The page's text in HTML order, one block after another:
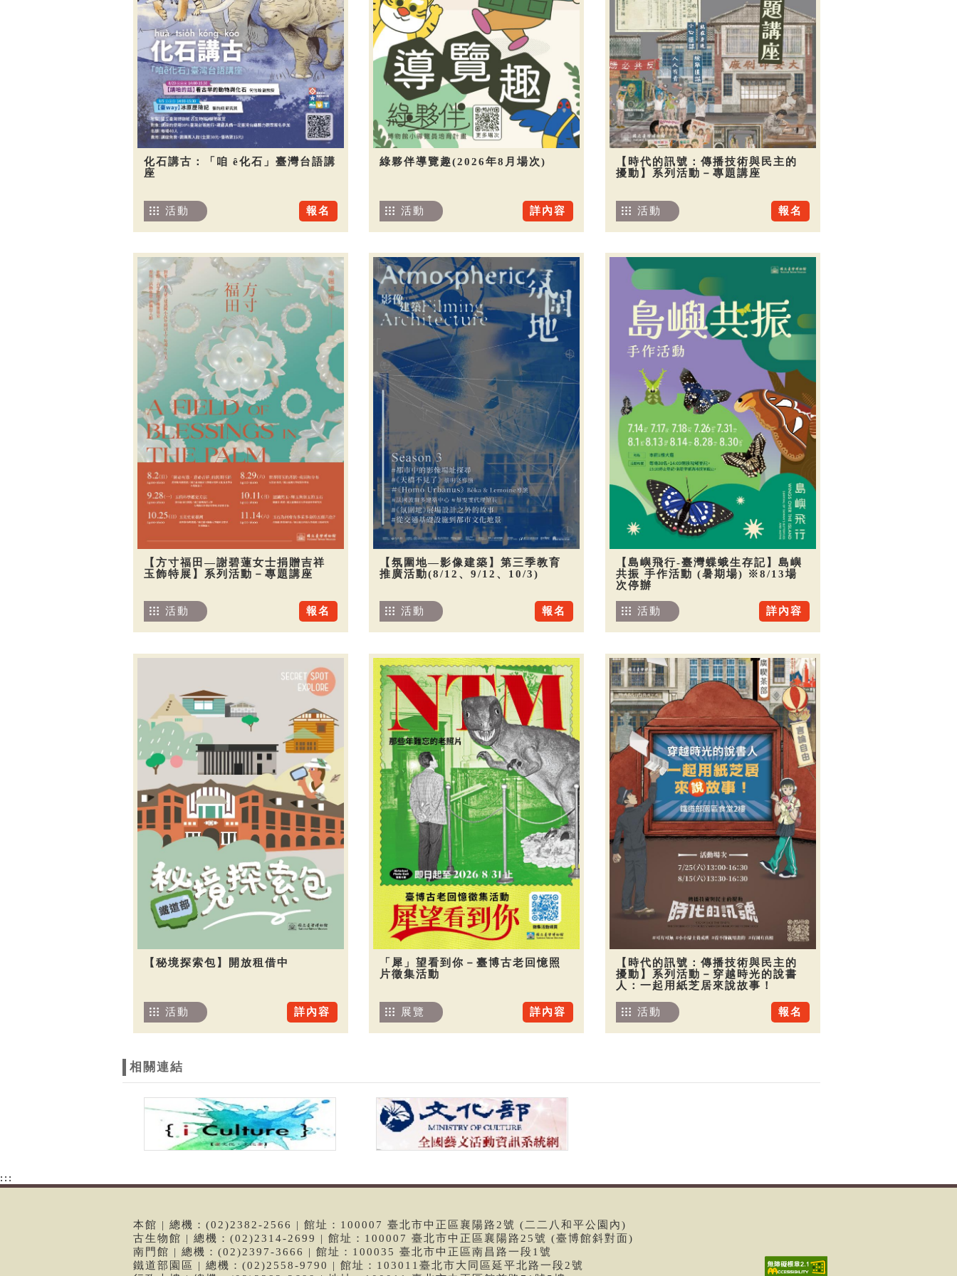
化石講古：「咱 ê化石」臺灣台語講
座
報名
活動
綠夥伴導覽趣(2026年8月場次)
詳內容
活動
【時代的訊號：傳播技術與民主的
擾動】系列活動－專題講座
報名
活動
【方寸福田—謝碧蓮女士捐贈吉祥
玉飾特展】系列活動－專題講座
報名
活動
【氛圍地—影像建築】第三季教育
推廣活動(8/12、9/12、10/3)
報名
活動
【島嶼飛行-臺灣蝶蛾生存記】島嶼
共振 手作活動 (暑期場) ※8/13場
次停辦
詳內容
活動
【秘境探索包】開放租借中
詳內容
活動
「犀」望看到你－臺博古老回憶照
片徵集活動
詳內容
展覽
【時代的訊號：傳播技術與民主的
擾動】系列活動－穿越時光的說書
人：一起用紙芝居來說故事！
報名
活動
相關連結
:::
本館 | 總機：(02)2382-2566 | 館址：100007 臺北市中正區襄陽路2號 (二二八和平公園內)
古生物館 | 總機：(02)2314-2699 | 館址：100007 臺北市中正區襄陽路25號 (臺博館斜對面)
南門館 | 總機：(02)2397-3666 | 館址：100035 臺北市中正區南昌路一段1號
鐵道部園區 | 總機：(02)2558-9790 | 館址：103011臺北市大同區延平北路一段2號